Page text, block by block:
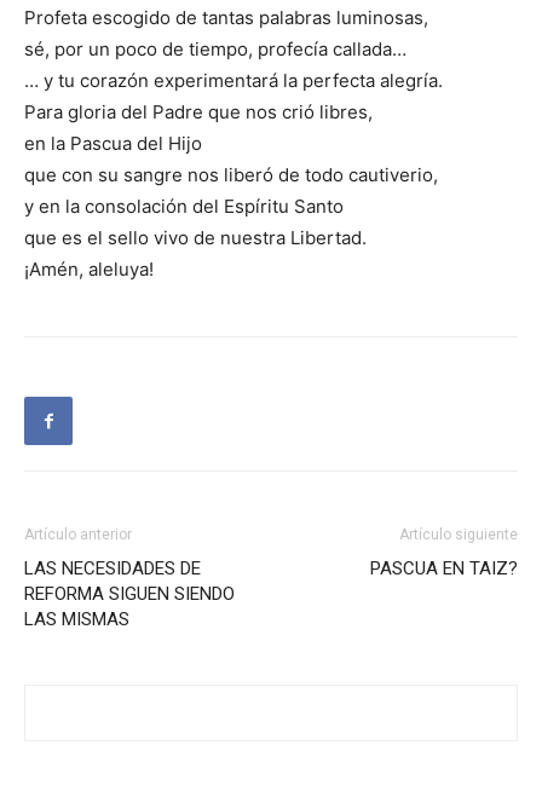
Profeta escogido de tantas palabras luminosas,
sé, por un poco de tiempo, profecía callada…
… y tu corazón experimentará la perfecta alegría.
Para gloria del Padre que nos crió libres,
en la Pascua del Hijo
que con su sangre nos liberó de todo cautiverio,
y en la consolación del Espíritu Santo
que es el sello vivo de nuestra Libertad.
¡Amén, aleluya!
Artículo anterior
LAS NECESIDADES DE
REFORMA SIGUEN SIENDO
LAS MISMAS
Artículo siguiente
PASCUA EN TAIZ?